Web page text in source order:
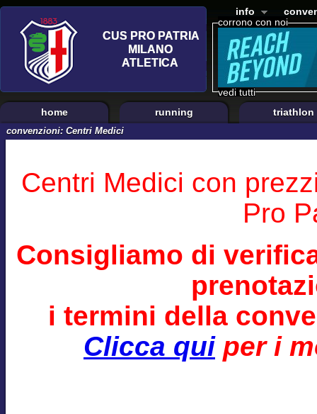
corrono con noi
vedi tutti
info
home running triathlon
convenzioni: Centri Medici
Centri Medici con
Pro
Consigliamo di
i termini della
Clicca quiper i